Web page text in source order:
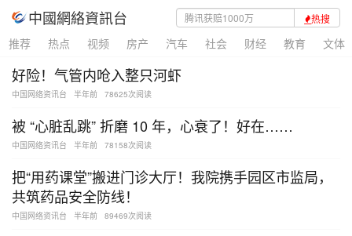
中國網絡資訊台 热搜
推荐 热点 视频 房产 汽车 社会 财经 教育 文体
好险！气管内呛入整只河虾
中国网络资讯台 半年前 78625次阅读
被 “心脏乱跳” 折磨 10 年，心衰了！好在……
中国网络资讯台 半年前 78158次阅读
把“用药课堂”搬进门诊大厅！我院携手园区市监局，
共筑药品安全防线！
中国网络资讯台 半年前 89469次阅读